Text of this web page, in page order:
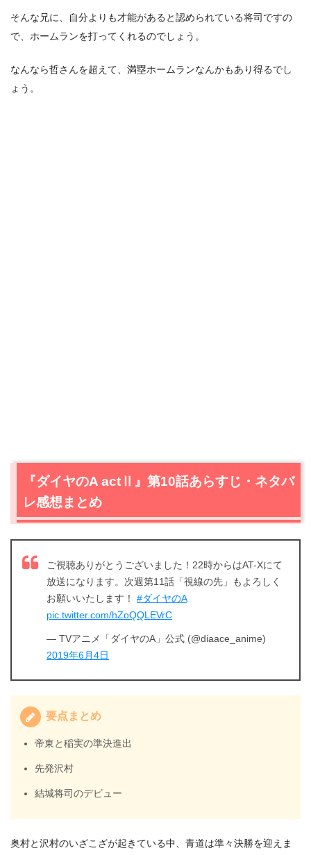
そんな兄に、自分よりも才能があると認められている将司ですの
で、ホームランを打ってくれるのでしょう。
なんなら哲さんを超えて、満塁ホームランなんかもあり得るでし
ょう。
『ダイヤのA actⅡ』第10話あらすじ・ネタバ
レ感想まとめ
ご視聴ありがとうございました！22時からはAT-Xにて
放送になります。次週第11話「視線の先」もよろしく
お願いいたします！ #ダイヤのA
pic.twitter.com/hZoQQLEVrC
— TVアニメ「ダイヤのA」公式 (@diaace_anime)
2019年6月4日
要点まとめ
帝東と稲実の準決進出
先発沢村
結城将司のデビュー
奥村と沢村のいざこざが起きている中、青道は準々決勝を迎えま